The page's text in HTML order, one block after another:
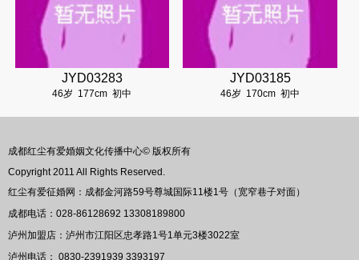
JYD03283
46岁 177cm 初中
JYD03185
46岁 170cm 初中
成都红尘有爱婚姻文化传播中心© 版权所有
Copyright 2011 All Rights Reserved.
红尘有爱征婚网：成都金河路59号尊城国际11楼1号（宽窄巷子对面）
成都电话：028-86128692 13308189800
泸州加盟店：泸州市江阳区忠孝路1号1单元3楼3022室
泸州电话： 0830-2391939 3393197